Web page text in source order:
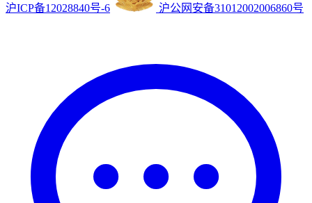
沪ICP备12028840号-6 沪公网安备31012002006860号